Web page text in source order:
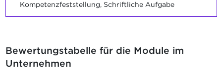
Kompetenzfeststellung, Schriftliche Aufgabe
Bewertungstabelle für die Module im
Unternehmen